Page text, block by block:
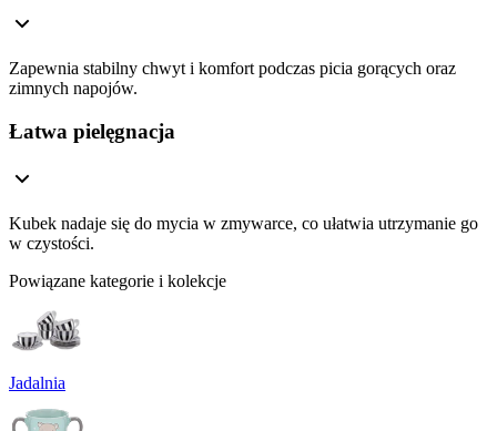
Zapewnia stabilny chwyt i komfort podczas picia gorących oraz
zimnych napojów.
Łatwa pielęgnacja
Kubek nadaje się do mycia w zmywarce, co ułatwia utrzymanie go
w czystości.
Powiązane kategorie i kolekcje
Jadalnia